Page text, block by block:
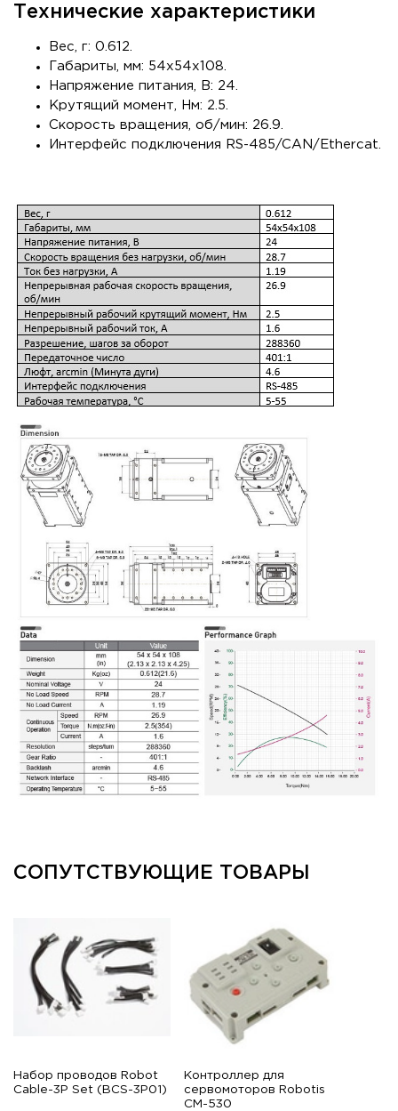
Технические характеристики
Вес, г: 0.612.
Габариты, мм: 54x54x108.
Напряжение питания, В: 24.
Крутящий момент, Нм: 2.5.
Скорость вращения, об/мин: 26.9.
Интерфейс подключения RS-485/CAN/Ethercat.
СОПУТСТВУЮЩИЕ ТОВАРЫ
Набор проводов Robot
Cable-3P Set (BCS-3P01)
Контроллер для
сервомоторов Robotis
СМ-530